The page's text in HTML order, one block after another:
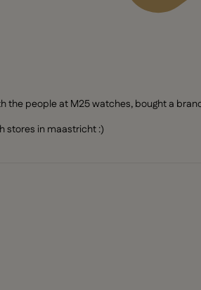
the people at M25 watches, bought a
stores in maastricht :)